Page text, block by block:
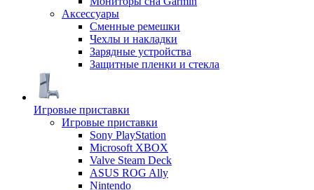
Аксессуары
Сменные ремешки
Чехлы и накладки
Зарядные устройства
Защитные пленки и стекла
Игровые приставки
Игровые приставки
Sony PlayStation
Microsoft XBOX
Valve Steam Deck
ASUS ROG Ally
Nintendo